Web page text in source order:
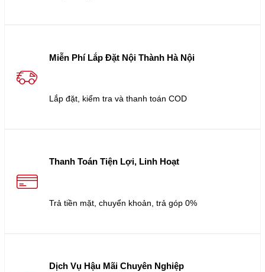
Miễn Phí Lắp Đặt Nội Thành Hà Nội
Lắp đặt, kiểm tra và thanh toán COD
Thanh Toán Tiện Lợi, Linh Hoạt
Trả tiền mặt, chuyển khoản, trả góp 0%
Dịch Vụ Hậu Mãi Chuyên Nghiệp